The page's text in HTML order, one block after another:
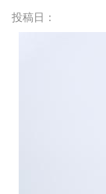
投稿日：